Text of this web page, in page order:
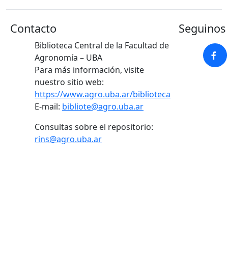
Contacto
Biblioteca Central de la Facultad de
Agronomía – UBA
Para más información, visite
nuestro sitio web:
https://www.agro.uba.ar/biblioteca
E-mail: bibliote@agro.uba.ar
Consultas sobre el repositorio:
rins@agro.uba.ar